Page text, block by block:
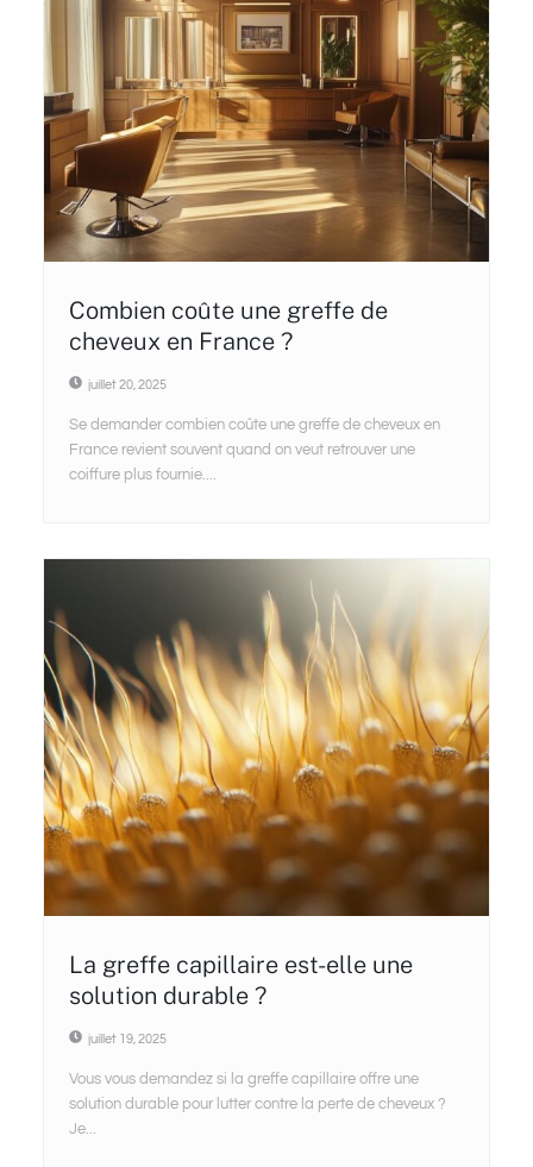
Combien coûte une greffe de
cheveux en France ?
juillet 20, 2025
Se demander combien coûte une greffe de cheveux en
France revient souvent quand on veut retrouver une
coiffure plus fournie....
La greffe capillaire est-elle une
solution durable ?
juillet 19, 2025
Vous vous demandez si la greffe capillaire offre une
solution durable pour lutter contre la perte de cheveux ?
Je...